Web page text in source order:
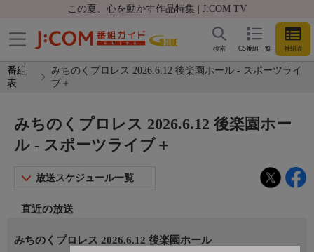
この夏、心を動かす作品特集 | J:COM TV
CS番組一覧 番組表
検索
番組
表
みちのくプロレス 2026.6.12 後楽園ホール - スポーツライ
ブ＋
みちのくプロレス 2026.6.12 後楽園ホー
ル - スポーツライブ＋
放送スケジュール一覧
直近の放送
みちのくプロレス 2026.6.12 後楽園ホール